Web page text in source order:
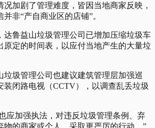
加剧了管理难度，皆因当地商家反映，
非“产自商业区的店铺”。
达鲁益山垃圾管理公司已增加压缩垃圾车
原定的时间表，以应付当地产生的大量垃
垃圾管理公司也建议建筑管理层加强巡
装闭路电视（CCTV），以调查乱丢垃圾
应加强执法，对违反垃圾管理条例、弃
物的商家或个人，采取更严厉的行动。”